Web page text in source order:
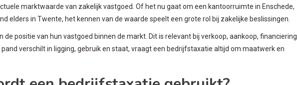
marktwaarde van zakelijk vastgoed. Of het nu gaat om een kantoorruimte in Enschede,
elders in Twente, het kennen van de waarde speelt een grote rol bij zakelijke beslissingen.
positie van hun vastgoed binnen de markt. Dit is relevant bij verkoop, aankoop, financiering
verschilt in ligging, gebruik en staat, vraagt een bedrijfstaxatie altijd om maatwerk en